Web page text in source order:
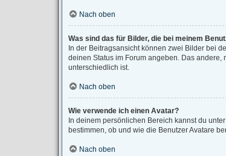
Nach oben
Was sind das für Bilder, die bei meinem
In der Beitragsansicht können zwei Bilder bei
deinen Status im Forum angeben. Das
unterschiedlich ist.
Nach oben
Wie verwende ich einen Avatar?
In deinem persönlichen Bereich kannst du
bestimmen, ob und wie die Benutzer Avatare
Nach oben